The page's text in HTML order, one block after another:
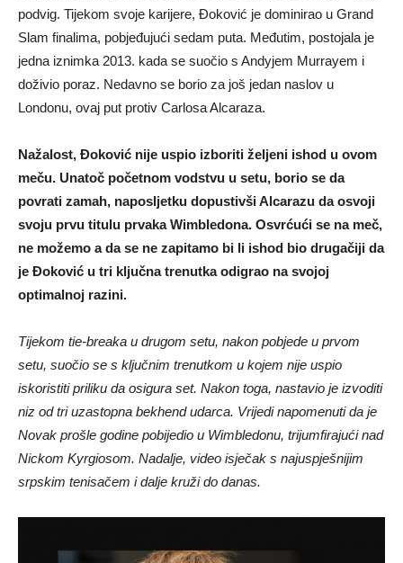
podvig. Tijekom svoje karijere, Đoković je dominirao u Grand
Slam finalima, pobjeđujući sedam puta. Međutim, postojala je
jedna iznimka 2013. kada se suočio s Andyjem Murrayem i
doživio poraz. Nedavno se borio za još jedan naslov u
Londonu, ovaj put protiv Carlosa Alcaraza.
Nažalost, Đoković nije uspio izboriti željeni ishod u ovom
meču. Unatoč početnom vodstvu u setu, borio se da
povrati zamah, naposljetku dopustivši Alcarazu da osvoji
svoju prvu titulu prvaka Wimbledona. Osvrćući se na meč,
ne možemo a da se ne zapitamo bi li ishod bio drugačiji da
je Đoković u tri ključna trenutka odigrao na svojoj
optimalnoj razini.
Tijekom tie-breaka u drugom setu, nakon pobjede u prvom
setu, suočio se s ključnim trenutkom u kojem nije uspio
iskoristiti priliku da osigura set. Nakon toga, nastavio je izvoditi
niz od tri uzastopna bekhend udarca. Vrijedi napomenuti da je
Novak prošle godine pobijedio u Wimbledonu, trijumfirajući nad
Nickom Kyrgiosom. Nadalje, video isječak s najuspješnijim
srpskim tenisačem i dalje kruži do danas.